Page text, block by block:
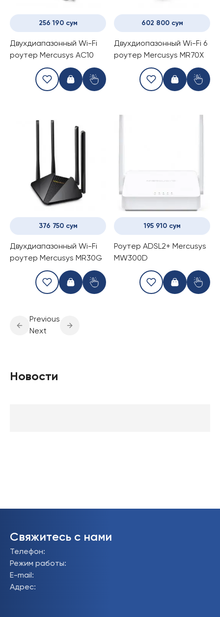
256 190 сум
Двухдиапазонный Wi-Fi
роутер Mercusys AC10
602 800 сум
Двухдиопазонный Wi-Fi 6
роутер Mercusys MR70X
376 750 сум
Двухдиапазонный Wi-Fi
роутер Mercusys MR30G
195 910 сум
Роутер ADSL2+ Mercusys
MW300D
Previous
Next
Новости
Свяжитесь с нами
Телефон:
Режим работы:
E-mail :
Адрес: